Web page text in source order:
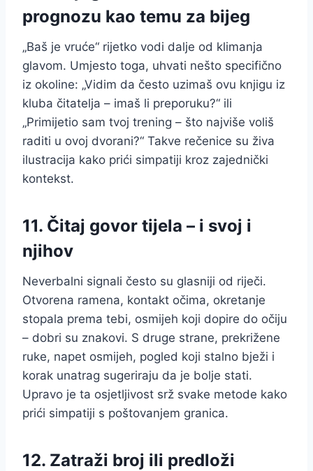
prognozu kao temu za bijeg
„Baš je vruće“ rijetko vodi dalje od klimanja
glavom. Umjesto toga, uhvati nešto specifično
iz okoline: „Vidim da često uzimaš ovu knjigu iz
kluba čitatelja – imaš li preporuku?“ ili
„Primijetio sam tvoj trening – što najviše voliš
raditi u ovoj dvorani?“ Takve rečenice su živa
ilustracija kako prići simpatiji kroz zajednički
kontekst.
11. Čitaj govor tijela – i svoj i
njihov
Neverbalni signali često su glasniji od riječi.
Otvorena ramena, kontakt očima, okretanje
stopala prema tebi, osmijeh koji dopire do očiju
– dobri su znakovi. S druge strane, prekrižene
ruke, napet osmijeh, pogled koji stalno bježi i
korak unatrag sugeriraju da je bolje stati.
Upravo je ta osjetljivost srž svake metode kako
prići simpatiji s poštovanjem granica.
12. Zatraži broj ili predloži